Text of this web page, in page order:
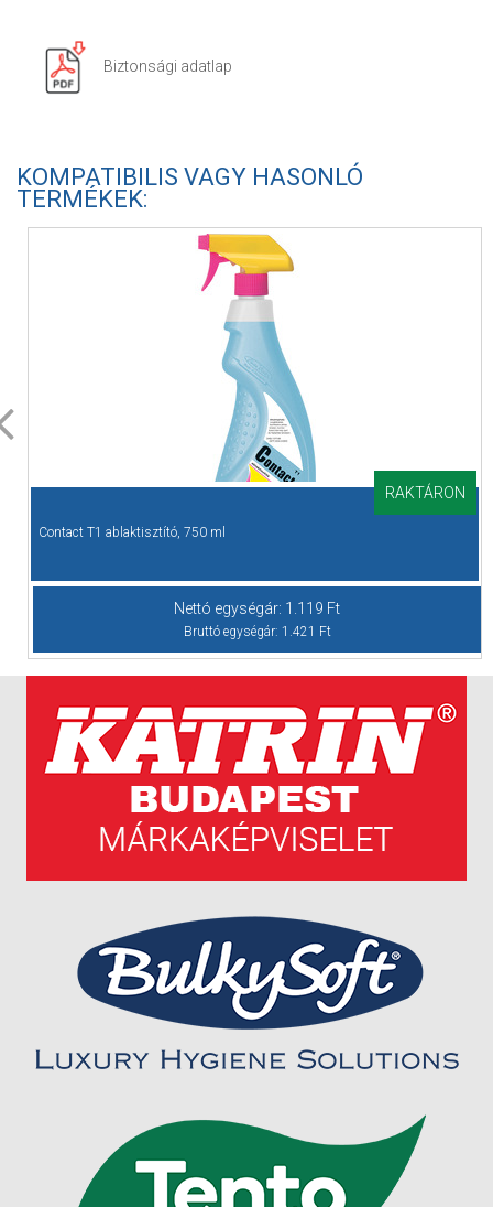
Biztonsági adatlap
KOMPATIBILIS VAGY HASONLÓ
TERMÉKEK:
RAKTÁRON
Contact T1 ablaktisztító, 750 ml
Nettó egységár: 1.119 Ft
Bruttó egységár: 1.421 Ft